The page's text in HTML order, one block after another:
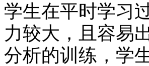
学生在平时学习
力较大，且容易
分析的训练，学